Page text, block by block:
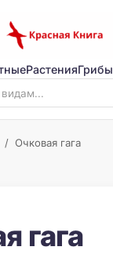
РастенияГрибы
/ Очковая гага
гага